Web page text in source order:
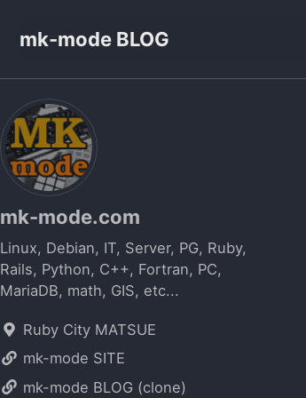
mk-mode BLOG
mk-mode.com
Linux, Debian, IT, Server, PG, Ruby,
Rails, Python, C++, Fortran, PC,
MariaDB, math, GIS, etc...
Ruby City MATSUE
mk-mode SITE
mk-mode BLOG (clone)